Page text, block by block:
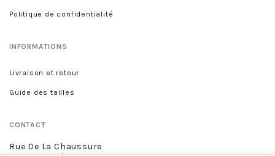
Politique de confidentialité
INFORMATIONS
Livraison et retour
Guide des tailles
CONTACT
Rue De La Chaussure